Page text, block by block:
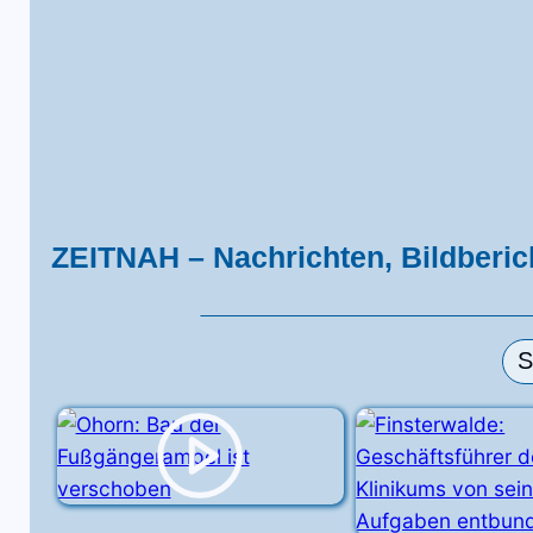
ZEITNAH – Nachrichten,